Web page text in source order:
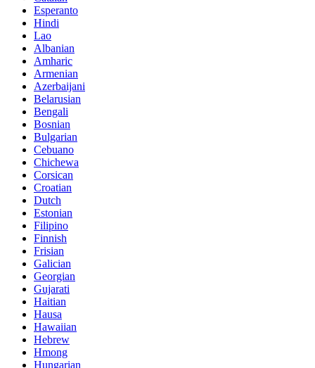
Esperanto
Hindi
Lao
Albanian
Amharic
Armenian
Azerbaijani
Belarusian
Bengali
Bosnian
Bulgarian
Cebuano
Chichewa
Corsican
Croatian
Dutch
Estonian
Filipino
Finnish
Frisian
Galician
Georgian
Gujarati
Haitian
Hausa
Hawaiian
Hebrew
Hmong
Hungarian